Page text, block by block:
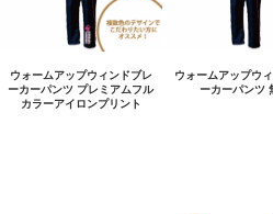
ウォームアップウィンドブレ
ーカーパンツ プレミアムフル
カラーアイロンプリント
ウォームアップウ
ーカーパンツ